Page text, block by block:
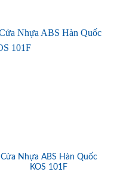
Cửa Nhựa ABS Hàn Quốc
KOS 101F